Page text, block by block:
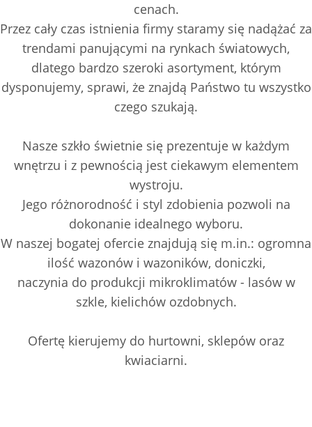
cenach.
Przez cały czas istnienia firmy staramy się nadążać za
trendami panującymi na rynkach światowych,
dlatego bardzo szeroki asortyment, którym
dysponujemy, sprawi, że znajdą Państwo tu wszystko
czego szukają.
Nasze szkło świetnie się prezentuje w każdym
wnętrzu i z pewnością jest ciekawym elementem
wystroju.
Jego różnorodność i styl zdobienia pozwoli na
dokonanie idealnego wyboru.
W naszej bogatej ofercie znajdują się m.in.: ogromna
ilość wazonów i wazoników, doniczki,
naczynia do produkcji mikroklimatów - lasów w
szkle, kielichów ozdobnych.
Ofertę kierujemy do hurtowni, sklepów oraz
kwiaciarni.